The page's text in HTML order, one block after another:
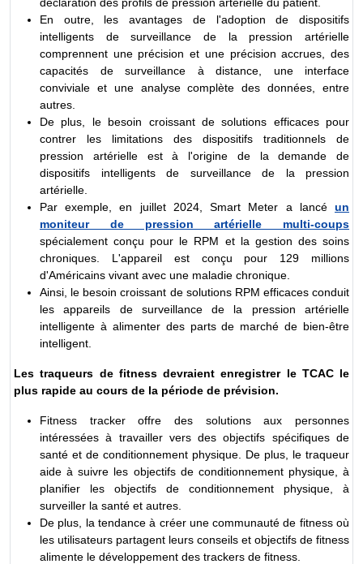
En outre, les avantages de l'adoption de dispositifs
intelligents de surveillance de la pression artérielle
comprennent une précision et une précision accrues, des
capacités de surveillance à distance, une interface
conviviale et une analyse complète des données, entre
autres.
De plus, le besoin croissant de solutions efficaces pour
contrer les limitations des dispositifs traditionnels de
pression artérielle est à l'origine de la demande de
dispositifs intelligents de surveillance de la pression
artérielle.
Par exemple, en juillet 2024, Smart Meter a lancé un
moniteur de pression artérielle multi-coups
spécialement conçu pour le RPM et la gestion des soins
chroniques. L'appareil est conçu pour 129 millions
d'Américains vivant avec une maladie chronique.
Ainsi, le besoin croissant de solutions RPM efficaces conduit
les appareils de surveillance de la pression artérielle
intelligente à alimenter des parts de marché de bien-être
intelligent.
Les traqueurs de fitness devraient enregistrer le TCAC le
plus rapide au cours de la période de prévision.
Fitness tracker offre des solutions aux personnes
intéressées à travailler vers des objectifs spécifiques de
santé et de conditionnement physique. De plus, le traqueur
aide à suivre les objectifs de conditionnement physique, à
planifier les objectifs de conditionnement physique, à
surveiller la santé et autres.
De plus, la tendance à créer une communauté de fitness où
les utilisateurs partagent leurs conseils et objectifs de fitness
alimente le développement des trackers de fitness.